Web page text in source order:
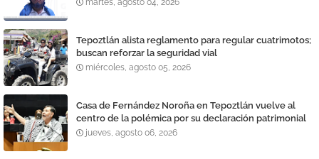
martes, agosto 04, 2026
Tepoztlán alista reglamento para regular cuatrimotos;
buscan reforzar la seguridad vial
miércoles, agosto 05, 2026
Casa de Fernández Noroña en Tepoztlán vuelve al
centro de la polémica por su declaración patrimonial
jueves, agosto 06, 2026